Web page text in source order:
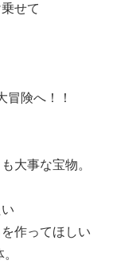
せて
冒険へ！！
大事な宝物。
作ってほしい